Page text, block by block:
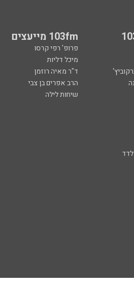
103fm מייעצים
פרופ' רפי קרסו
מיכל דליות
ד"ר מאיה רוזמן
הרב אפרים בן צבי
שיחות לילה